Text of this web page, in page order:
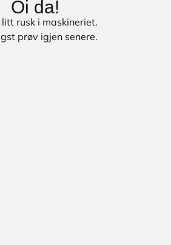
Oi da!
rusk i maskineriet.
prøv igjen senere.